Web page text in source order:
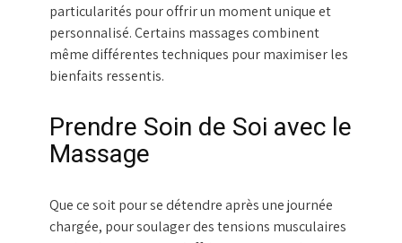
particularités pour offrir un moment unique et
personnalisé. Certains massages combinent
même différentes techniques pour maximiser les
bienfaits ressentis.
Prendre Soin de Soi avec le
Massage
Que ce soit pour se détendre après une journée
chargée, pour soulager des tensions musculaires